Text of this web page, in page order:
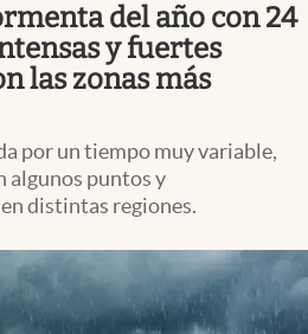
del año con 24
y fuertes
las zonas más
por un tiempo muy variable,
algunos puntos y
distintas regiones.